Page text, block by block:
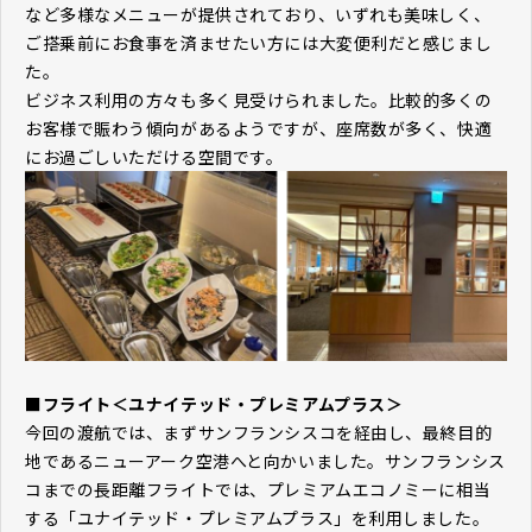
など多様なメニューが提供されており、いずれも美味しく、
ご搭乗前にお食事を済ませたい方には大変便利だと感じまし
た。
ビジネス利用の方々も多く見受けられました。比較的多くの
お客様で賑わう傾向があるようですが、座席数が多く、快適
にお過ごしいただける空間です。
■フライト＜ユナイテッド・プレミアムプラス＞
今回の渡航では、まずサンフランシスコを経由し、最終目的
地であるニューアーク空港へと向かいました。サンフランシス
コまでの長距離フライトでは、プレミアムエコノミーに相当
する「ユナイテッド・プレミアムプラス」を利用しました。